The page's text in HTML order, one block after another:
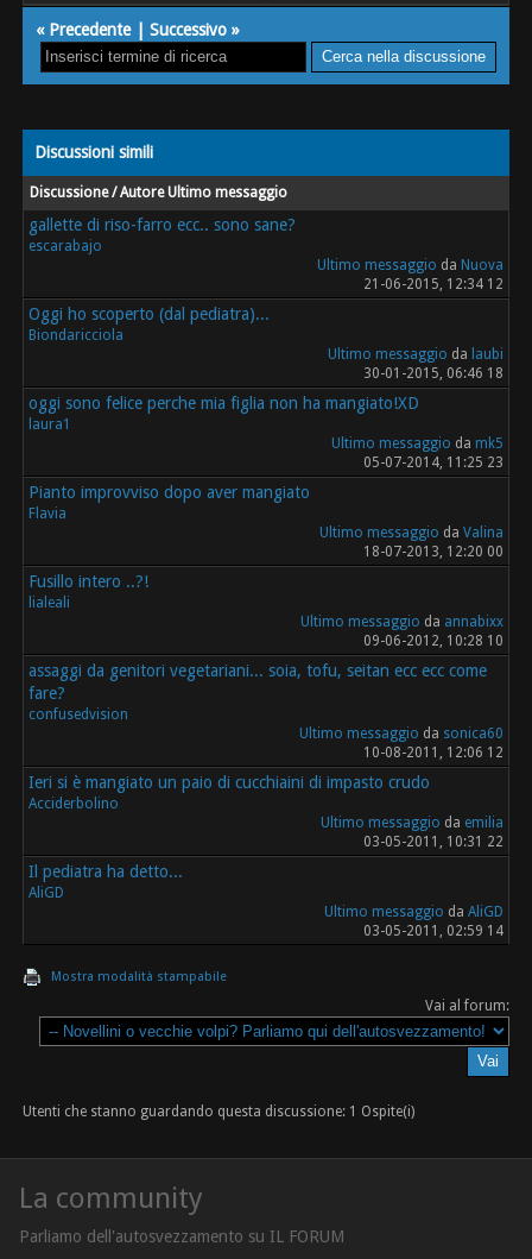
« Precedente|Successivo »
Discussioni simili
Discussione / Autore Ultimo messaggio
gallette di riso-farro ecc.. sono sane?
escarabajo
Ultimo messaggio da Nuova
21-06-2015, 12:34 12
Oggi ho scoperto (dal pediatra)...
Biondaricciola
Ultimo messaggio da laubi
30-01-2015, 06:46 18
oggi sono felice perche mia figlia non ha mangiato!XD
laura1
Ultimo messaggio da mk5
05-07-2014, 11:25 23
Pianto improvviso dopo aver mangiato
Flavia
Ultimo messaggio da Valina
18-07-2013, 12:20 00
Fusillo intero ..?!
lialeali
Ultimo messaggio da annabixx
09-06-2012, 10:28 10
assaggi da genitori vegetariani... soia, tofu, seitan ecc ecc come
fare?
confusedvision
Ultimo messaggio da sonica60
10-08-2011, 12:06 12
Ieri si è mangiato un paio di cucchiaini di impasto crudo
Acciderbolino
Ultimo messaggio da emilia
03-05-2011, 10:31 22
Il pediatra ha detto...
AliGD
Ultimo messaggio da AliGD
03-05-2011, 02:59 14
Mostra modalità stampabile
Vai al forum:
Utenti che stanno guardando questa discussione: 1 Ospite(i)
La community
Parliamo dell'autosvezzamento su IL FORUM